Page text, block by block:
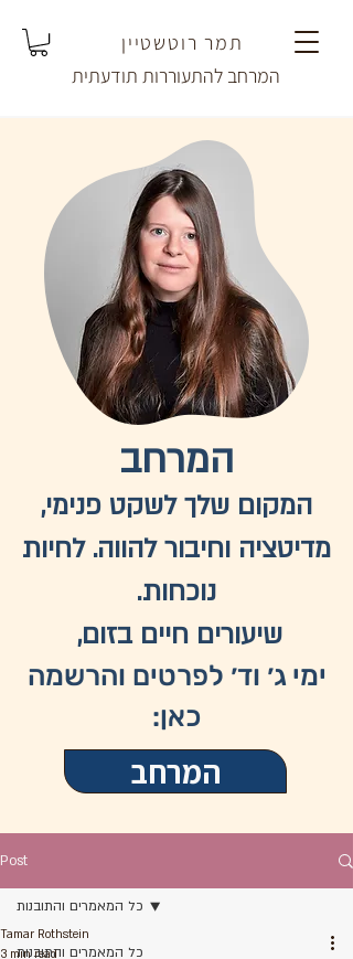
תמר רוטשטיין
המרחב להתעוררות תודעתית
המרחב
המקום שלך לשקט פנימי,
מדיטציה וחיבור להווה. לחיות
נוכחות.
שיעורים חיים בזום,
ימי ג׳ וד׳ לפרטים והרשמה
כאן:
המרחב
Post
כל המאמרים והתובנות
כל המאמרים והתובנות
Tamar Rothstein
3 min read